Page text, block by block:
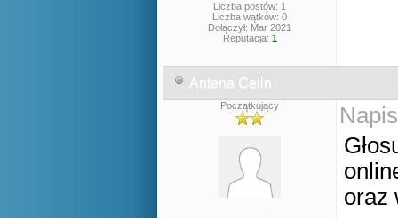
Liczba postów: 1
Liczba wątków: 0
Dołączył: Mar 2021
Reputacja: 1
Antena Celin
Początkujący
oraz